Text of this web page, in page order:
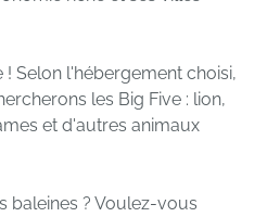
Selon l'hébergement choisi,
les Big Five : lion,
et d'autres animaux
baleines ? Voulez-vous